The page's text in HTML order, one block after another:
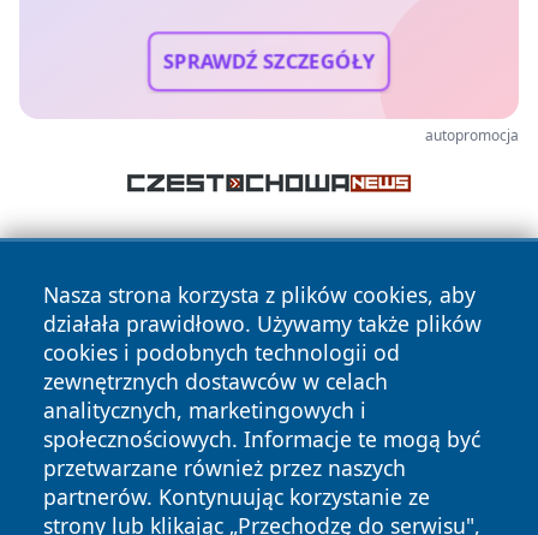
SPRAWDŹ SZCZEGÓŁY
autopromocja
Nasza strona korzysta z plików cookies, aby
działała prawidłowo. Używamy także plików
cookies i podobnych technologii od
zewnętrznych dostawców w celach
analitycznych, marketingowych i
społecznościowych. Informacje te mogą być
przetwarzane również przez naszych
partnerów. Kontynuując korzystanie ze
strony lub klikając „Przechodzę do serwisu",
Copyright © 2026 24piaseczno.pl Wszystkie prawa
zastrzeżone.
News Autorzy
Polityka
Prywatności
Polityka
Cookies